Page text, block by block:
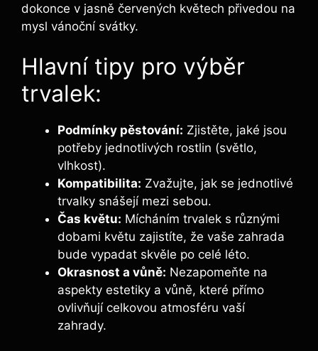
dokonce v jasně červených květech přivedou na
mysl vánoční svátky.
Hlavní tipy pro výběr
trvalek:
Podmínky pěstování: Zjistěte, jaké jsou
potřeby jednotlivých rostlin (světlo,
vlhkost).
Kompatibilita: Zvažujte, jak se jednotlivé
trvalky snášejí mezi sebou.
Čas květu: Mícháním trvalek s různými
dobami květu zajistíte, že vaše zahrada
bude vypadat skvěle po celé léto.
Okrasnost a vůně: Nezapomeňte na
aspekty estetiky a vůně, které přímo
ovlivňují celkovou atmosféru vaší
zahrady.